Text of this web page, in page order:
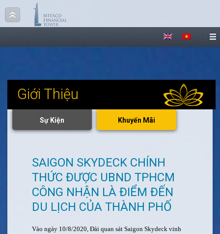
Giới Thiệu
Sự Kiện Khuyến Mãi
SAIGON SKYDECK CHÍNH
THỨC ĐƯỢC UBND TPHCM
CÔNG NHẬN LÀ ĐIỂM ĐẾN
DU LỊCH CỦA THÀNH PHỐ
Vào ngày 10/8/2020, Đài quan sát Saigon Skydeck vinh